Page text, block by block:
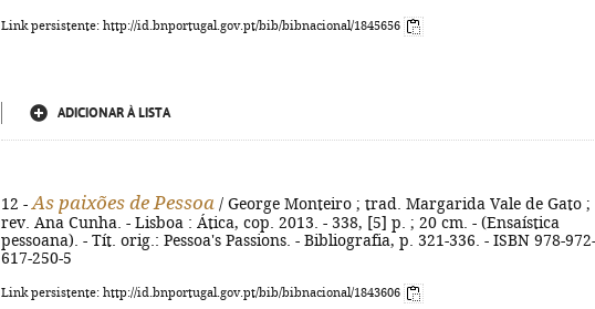
Link persistente: http://id.bnportugal.gov.pt/bib/bibnacional/1845656
ADICIONAR À LISTA
12 - As paixões de Pessoa / George Monteiro ; trad. Margarida Vale de Gato ;
rev. Ana Cunha. - Lisboa : Ática, cop. 2013. - 338, [5] p. ; 20 cm. - (Ensaística
pessoana). - Tít. orig.: Pessoa's Passions. - Bibliografia, p. 321-336. - ISBN 978-972-
617-250-5
Link persistente: http://id.bnportugal.gov.pt/bib/bibnacional/1843606